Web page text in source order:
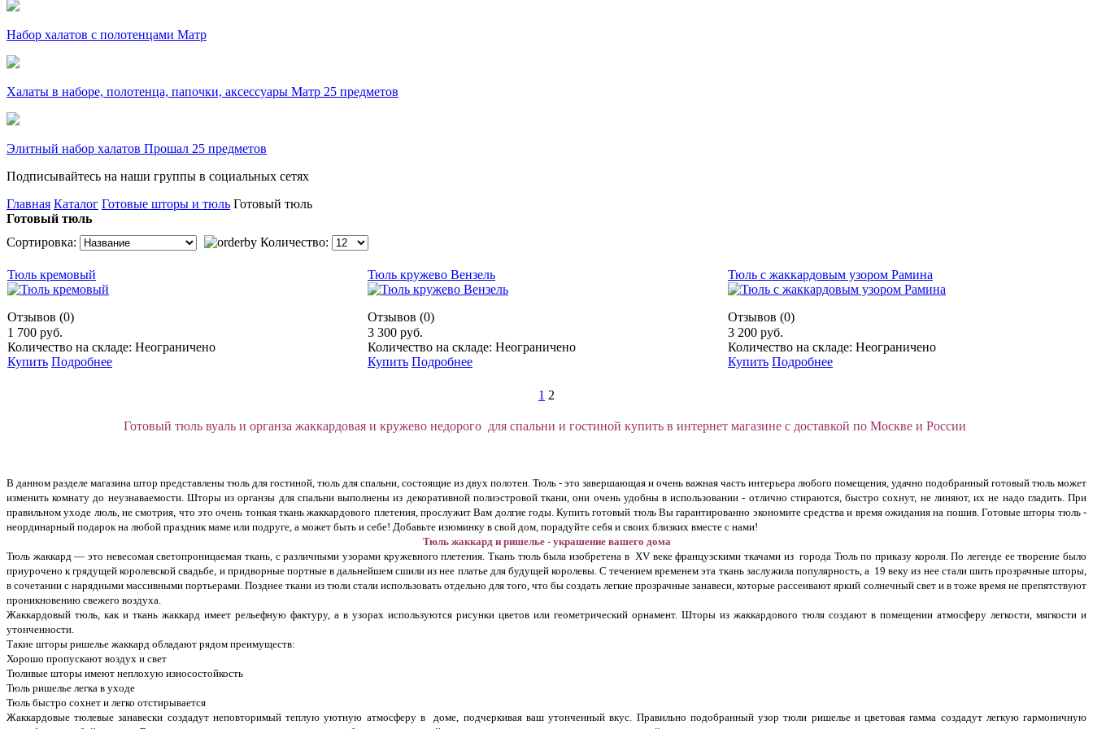
Набор халатов с полотенцами Матр
Халаты в наборе, полотенца, папочки, аксессуары Матр 25 предметов
Элитный набор халатов Прошал 25 предметов
Подписывайтесь на наши группы в социальных сетях
Главная Каталог Готовые шторы и тюль Готовый тюль
Готовый тюль
Сортировка:
Количество:
Тюль кремовый
Отзывов (0)
1 700 руб.
Количество на складе: Неограничено
Купить Подробнее
Тюль кружево Вензель
Отзывов (0)
3 300 руб.
Количество на складе: Неограничено
Купить Подробнее
Тюль с жаккардовым узором Рамина
Отзывов (0)
3 200 руб.
Количество на складе: Неограничено
Купить Подробнее
1 2
Готовый тюль вуаль и органза жаккардовая и кружево недорого для спальни и гостиной купить в интернет магазине с доставкой по Москве и России
В данном разделе магазина штор представлены тюль для гостиной, тюль для спальни, состоящие из двух полотен. Тюль - это завершающая и очень важная часть интерьера любого помещения, удачно подобранный готовый тюль может
изменить комнату до неузнаваемости. Шторы из органзы для спальни выполнены из декоративной полиэстровой ткани, они очень удобны в использовании - отлично стираются, быстро сохнут, не линяют, их не надо гладить. При
правильном уходе люль, не смотрия, что это очень тонкая ткань жаккардового плетения, прослужит Вам долгие годы. Купить готовый тюль Вы гарантированно экономите средства и время ожидания на пошив. Готовые шторы тюль -
неординарный подарок на любой праздник маме или подруге, а может быть и себе! Добавьте изюминку в свой дом, порадуйте себя и своих близких вместе с нами!
Тюль жаккард и ришелье - украшение вашего дома
Тюль жаккард — это невесомая светопроницаемая ткань, с различными узорами кружевного плетения. Ткань тюль была изобретена в XV веке французскими ткачами из города Тюль по приказу короля. По легенде ее творение было
приурочено к грядущей королевской свадьбе, и придворные портные в дальнейшем сшили из нее платье для будущей королевы. С течением временем эта ткань заслужила популярность, а 19 веку из нее стали шить прозрачные шторы,
в сочетании с нарядными массивными портьерами. Позднее ткани из тюли стали использовать отдельно для того, что бы создать легкие прозрачные занавеси, которые рассеивают яркий солнечный свет и в тоже время не препятствуют
проникновению свежего воздуха.
Жаккардовый тюль, как и ткань жаккард имеет рельефную фактуру, а в узорах используются рисунки цветов или геометрический орнамент. Шторы из жаккардового тюля создают в помещении атмосферу легкости, мягкости и
утонченности.
Такие шторы ришелье жаккард обладают рядом преимуществ:
Хорошо пропускают воздух и свет
Тюливые шторы имеют неплохую износостойкость
Тюль ришелье легка в уходе
Тюль быстро сохнет и легко отстирывается
Жаккардовые тюлевые занавески создадут неповторимый теплую уютную атмосферу в доме, подчеркивая ваш утонченный вкус. Правильно подобранный узор тюли ришелье и цветовая гамма создадут легкую гармоничную